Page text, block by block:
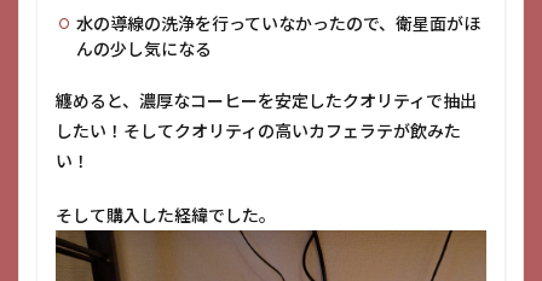
水の導線の洗浄を行っていなかったので、衛星面がほ
んの少し気になる
纏めると、濃厚なコーヒーを安定したクオリティで抽出
したい！そしてクオリティの高いカフェラテが飲みた
い！
そして購入した経緯でした。